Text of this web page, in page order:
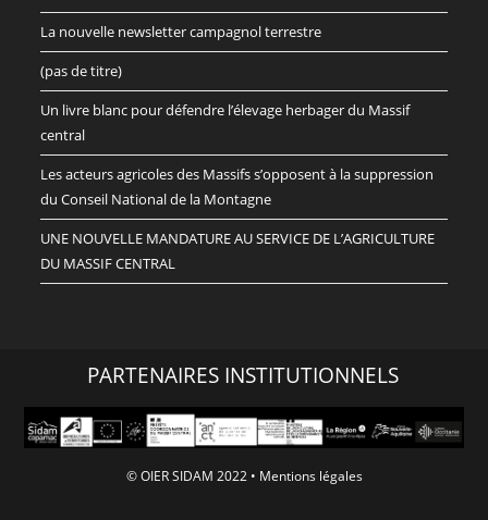
La nouvelle newsletter campagnol terrestre
(pas de titre)
Un livre blanc pour défendre l’élevage herbager du Massif
central
Les acteurs agricoles des Massifs s’opposent à la suppression
du Conseil National de la Montagne
UNE NOUVELLE MANDATURE AU SERVICE DE L’AGRICULTURE
DU MASSIF CENTRAL
PARTENAIRES INSTITUTIONNELS
© OIER SIDAM 2022 • Mentions légales